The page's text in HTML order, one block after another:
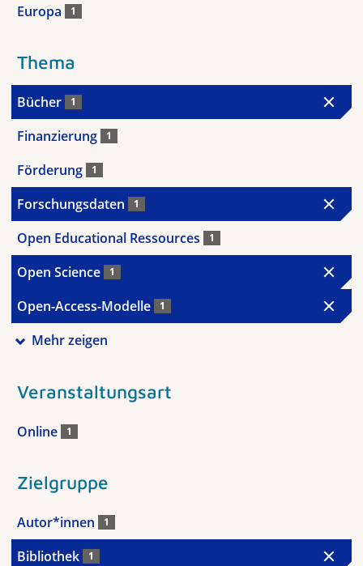
Europa 1
Thema
Bücher 1
Finanzierung 1
Förderung 1
Forschungsdaten 1
Open Educational Ressources 1
Open Science 1
Open-Access-Modelle 1
Mehr zeigen
Veranstaltungsart
Online 1
Zielgruppe
Autor*innen 1
Bibliothek 1